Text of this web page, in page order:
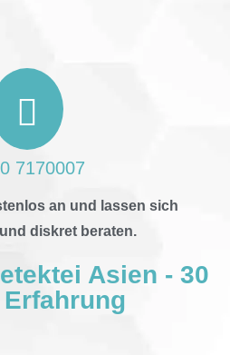
7170007
an und lassen sich
diskret beraten.
Asien - 30